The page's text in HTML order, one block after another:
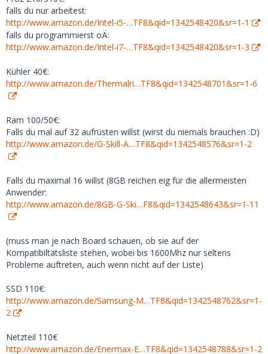
falls du nur arbeitest:
http://www.amazon.de/Intel-i5-…TF8&qid=1342548420&sr=1-1
falls du programmierst oÄ:
http://www.amazon.de/Intel-i7-…TF8&qid=1342548420&sr=1-3
Kühler 40€:
http://www.amazon.de/Thermalri…TF8&qid=1342548701&sr=1-6
Ram 100/50€:
Falls du mal auf 32 aufrüsten willst (wirst du niemals brauchen :D)
http://www.amazon.de/G-Skill-A…TF8&qid=1342548576&sr=1-2
Falls du maximal 16 willst (8GB reichen eig für die allermeisten
Anwender:
http://www.amazon.de/8GB-G-Ski…F8&qid=1342548643&sr=1-11
(muss man je nach Board schauen, ob sie auf der
Kompatibiltätsliste stehen, wobei bis 1600Mhz nur seltens
Probleme auftreten, auch wenn nicht auf der Liste)
SSD 110€:
http://www.amazon.de/Samsung-M…TF8&qid=1342548762&sr=1-
2
Netzteil 110€
http://www.amazon.de/Enermax-E…TF8&qid=1342548788&sr=1-2